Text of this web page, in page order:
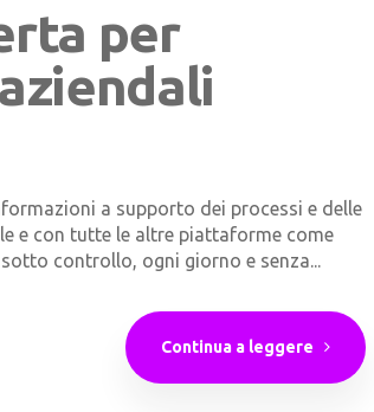
per
a supporto dei processi e delle
e con tutte le altre piattaforme come
sotto controllo, ogni giorno e senza...
Continua a leggere